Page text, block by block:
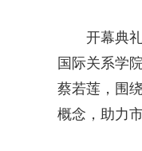
开幕典
国际关系学
蔡若莲，围
概念，助力